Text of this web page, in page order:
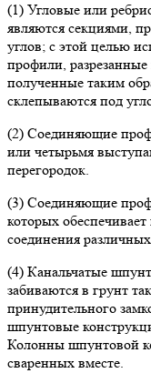
(1) Угловые или
являются секциями,
углов; с этой целью
профили,
полученные таким
склепываются под
(2) Соединяющие
или четырьмя
перегородок.
(3) Соединяющие
которых
соединения
(4) Канальчатые
забиваются в грунт
принудительного
шпунтовые
Колонны шпунтовой
сваренных вместе.